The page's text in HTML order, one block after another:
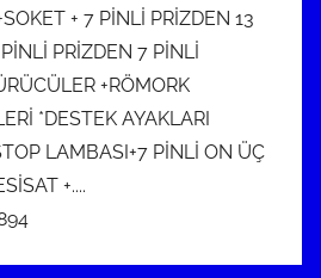
+ 7 PİNLİ PRİZDEN 13
PRİZDEN 7 PİNLİ
+RÖMORK
*DESTEK AYAKLARI
LAMBASI+7 PİNLİ ON ÜÇ
+....